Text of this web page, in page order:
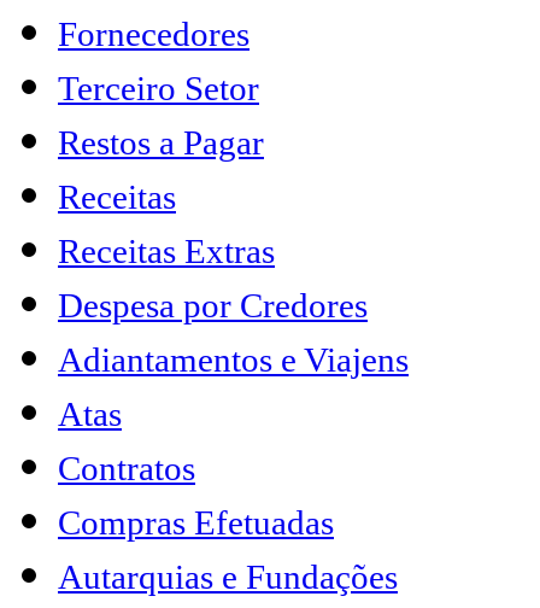
Fornecedores
Terceiro Setor
Restos a Pagar
Receitas
Receitas Extras
Despesa por Credores
Adiantamentos e Viajens
Atas
Contratos
Compras Efetuadas
Autarquias e Fundações